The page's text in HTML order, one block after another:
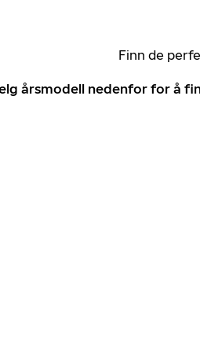
Finn de
årsmodell nedenfor for å